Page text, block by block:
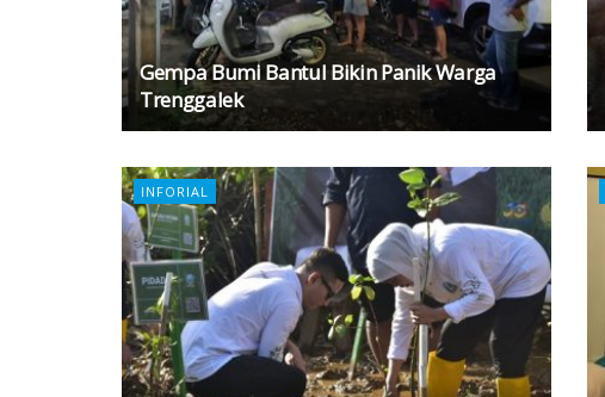
Gempa Bumi Bantul Bikin Panik Warga
Trenggalek
INFORIAL